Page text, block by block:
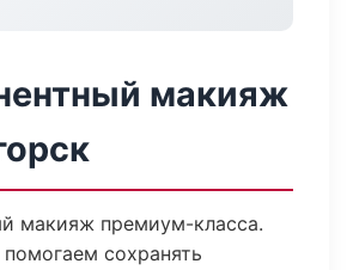
макияж
макияж премиум-класса.
сохранять